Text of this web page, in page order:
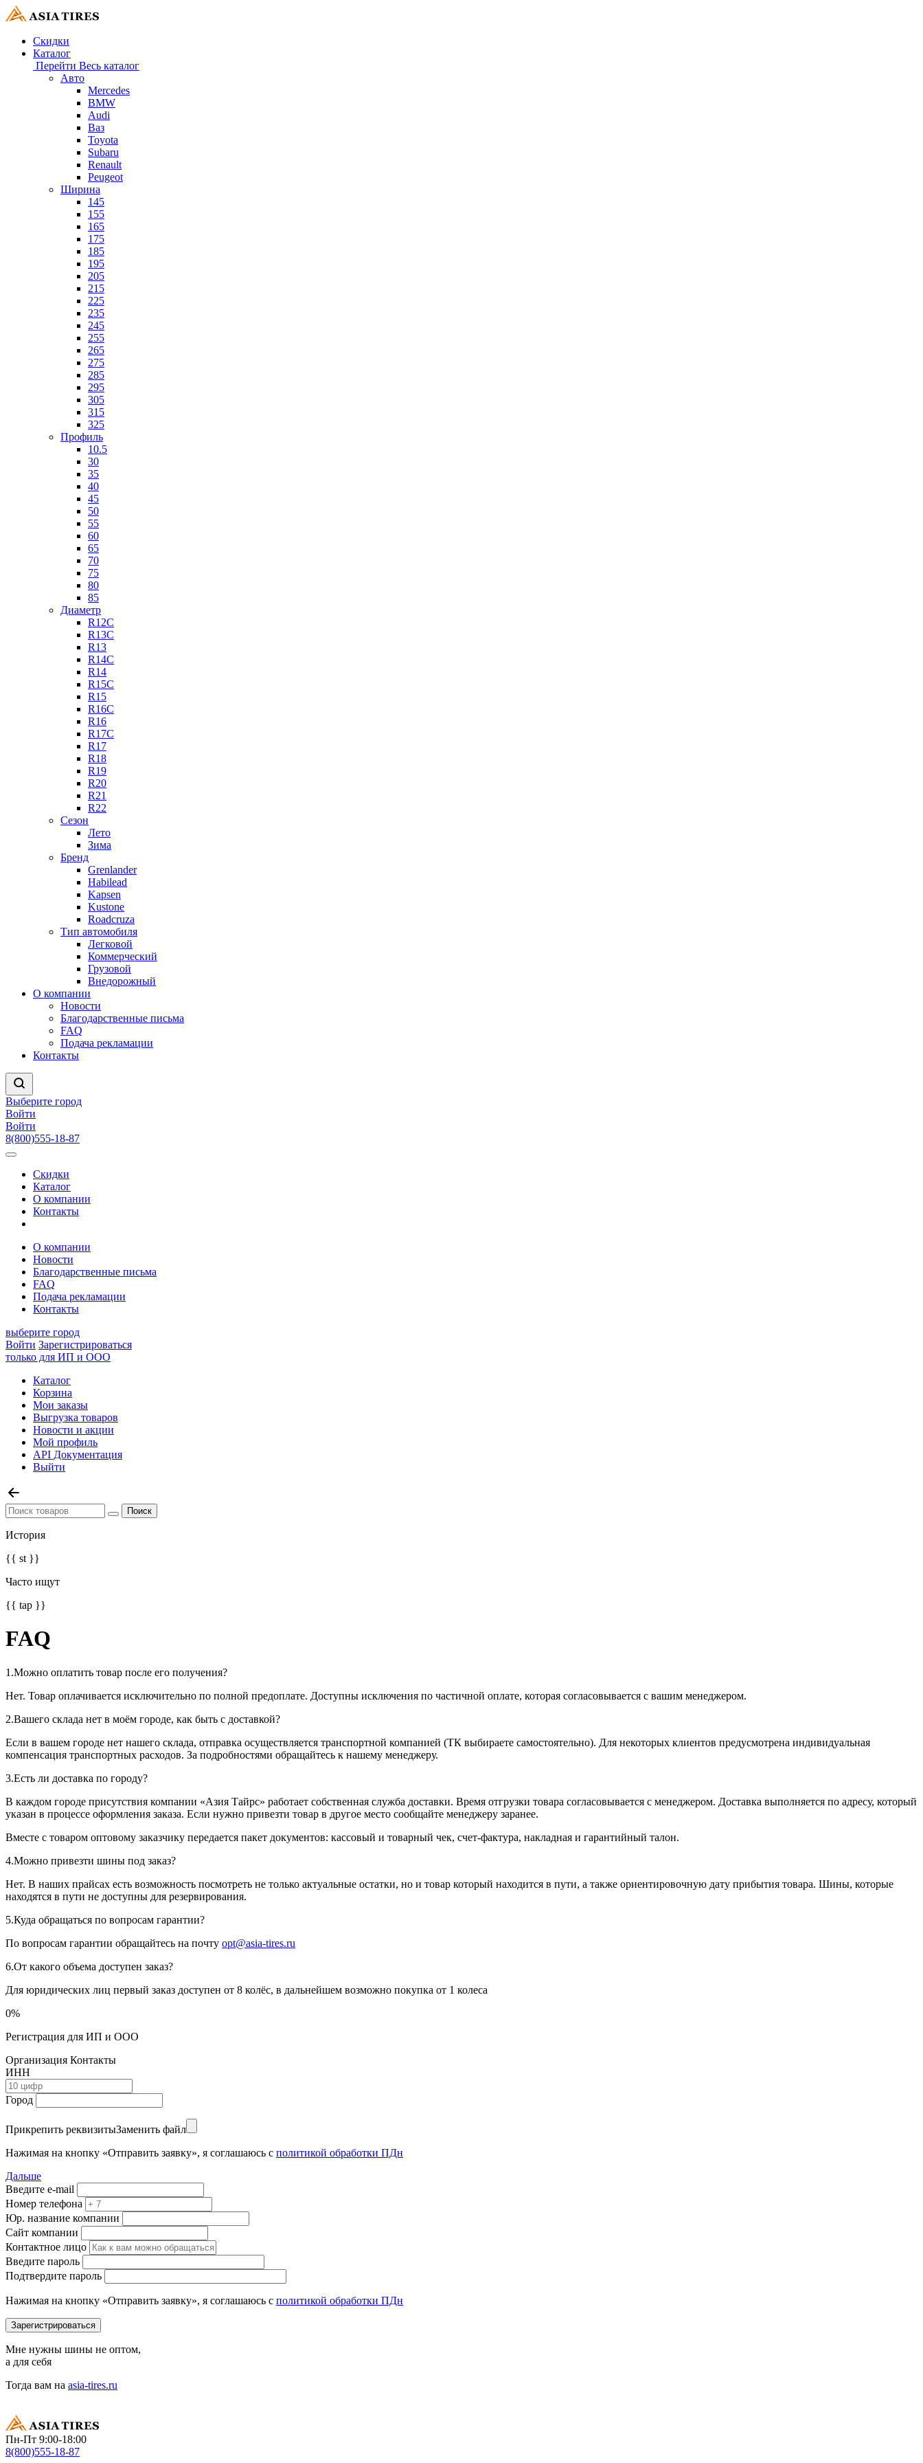
Скидки
Каталог
Перейти Весь каталог
Авто
Mercedes
BMW
Audi
Ваз
Toyota
Subaru
Renault
Peugeot
Ширина
145
155
165
175
185
195
205
215
225
235
245
255
265
275
285
295
305
315
325
Профиль
10.5
30
35
40
45
50
55
60
65
70
75
80
85
Диаметр
R12C
R13C
R13
R14C
R14
R15C
R15
R16C
R16
R17C
R17
R18
R19
R20
R21
R22
Сезон
Лето
Зима
Бренд
Grenlander
Habilead
Kapsen
Kustone
Roadcruza
Тип автомобиля
Легковой
Коммерческий
Грузовой
Внедорожный
О компании
Новости
Благодарственные письма
FAQ
Подача рекламации
Контакты
Выберите город
Войти
Войти
8(800)555-18-87
Скидки
Каталог
О компании
Контакты
О компании
Новости
Благодарственные письма
FAQ
Подача рекламации
Контакты
выберите город
Войти Зарегистрироваться
только для ИП и ООО
Каталог
Корзина
Мои заказы
Выгрузка товаров
Новости и акции
Мой профиль
API Документация
Выйти
История
{{ st }}
Часто ищут
{{ tap }}
FAQ
1.Можно оплатить товар после его получения?
Нет. Товар оплачивается исключительно по полной предоплате. Доступны исключения по частичной оплате, которая согласовывается с вашим менеджером.
2.Вашего склада нет в моём городе, как быть с доставкой?
Если в вашем городе нет нашего склада, отправка осуществляется транспортной компанией (ТК выбираете самостоятельно). Для некоторых клиентов предусмотрена индивидуальная
компенсация транспортных расходов. За подробностями обращайтесь к нашему менеджеру.
3.Есть ли доставка по городу?
В каждом городе присутствия компании «Азия Тайрс» работает собственная служба доставки. Время отгрузки товара согласовывается с менеджером. Доставка выполняется по адресу, который
указан в процессе оформления заказа. Если нужно привезти товар в другое место сообщайте менеджеру заранее.
Вместе с товаром оптовому заказчику передается пакет документов: кассовый и товарный чек, счет-фактура, накладная и гарантийный талон.
4.Можно привезти шины под заказ?
Нет. В наших прайсах есть возможность посмотреть не только актуальные остатки, но и товар который находится в пути, а также ориентировочную дату прибытия товара. Шины, которые
находятся в пути не доступны для резервирования.
5.Куда обращаться по вопросам гарантии?
По вопросам гарантии обращайтесь на почту opt@asia-tires.ru
6.От какого объема доступен заказ?
Для юридических лиц первый заказ доступен от 8 колёс, в дальнейшем возможно покупка от 1 колеса
0%
Регистрация для ИП и ООО
Организация Контакты
ИНН
Город
Прикрепить реквизитыЗаменить файл
Нажимая на кнопку «Отправить заявку», я соглашаюсь с политикой обработки ПДн
Дальше
Введите e-mail
Номер телефона
Юр. название компании
Сайт компании
Контактное лицо
Введите пароль
Подтвердите пароль
Нажимая на кнопку «Отправить заявку», я соглашаюсь с политикой обработки ПДн
Мне нужны шины не оптом,
а для себя
Тогда вам на asia-tires.ru
Пн-Пт 9:00-18:00
8(800)555-18-87